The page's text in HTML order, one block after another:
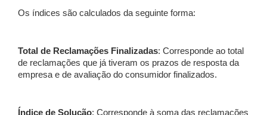
Os índices são calculados da seguinte forma:
Total de Reclamações Finalizadas: Corresponde ao total
de reclamações que já tiveram os prazos de resposta da
empresa e de avaliação do consumidor finalizados.
Índice de Solução: Corresponde à soma das reclamações